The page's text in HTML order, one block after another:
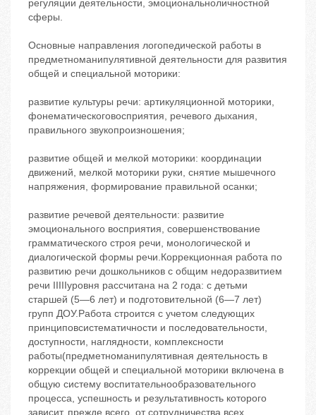
регуляции деятельности, эмоциональноличностной
сферы.
Основные направления логопедической работы в
предметноманипулятивной деятельности для развития
общей и специальной моторики:
развитие культуры речи: артикуляционной моторики,
фонематическоговосприятия, речевого дыхания,
правильного звукопроизношения;
развитие общей и мелкой моторики: координации
движений, мелкой моторики руки, снятие мышечного
напряжения, формирование правильной осанки;
развитие речевой деятельности: развитие
эмоционального восприятия, совершенствование
грамматического строя речи, монологической и
диалогической формы речи.Коррекционная работа по
развитию речи дошкольников с общим недоразвитием
речи IIIIIуровня рассчитана на 2 года: с детьми
старшей (5—6 лет) и подготовительной (6—7 лет)
групп ДОУ.Работа строится с учетом следующих
принциповсистематичности и последовательности,
доступности, наглядности, комплексности
работы(предметноманипулятивная деятельность в
коррекции общей и специальной моторики включена в
общую систему воспитательнообразовательного
процесса, успешность и результативность которого
зависит, прежде всего, от сотрудничества всех